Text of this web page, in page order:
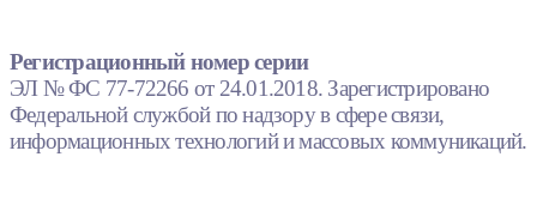
Регистрационный номер серии
ЭЛ № ФС 77-72266 от 24.01.2018. Зарегистрировано
Федеральной службой по надзору в сфере связи,
информационных технологий и массовых коммуникаций.